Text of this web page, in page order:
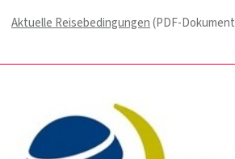
Aktuelle Reisebedingungen(PDF-